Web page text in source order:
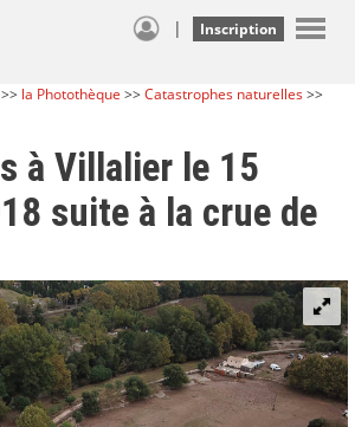
| Inscription
>> la Photothèque >>Catastrophes naturelles>>
à Villalier le 15
suite à la crue de